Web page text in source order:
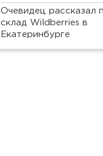
Очевидец рассказал
склад Wildberries в
Екатеринбурге